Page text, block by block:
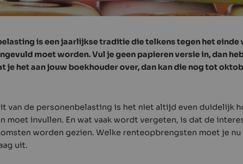
is een jaarlijkse traditie die telkens tegen het einde
moet worden. Vul je geen papieren versie in, dan
je het aan jouw boekhouder over, dan kan die nog tot
van de personenbelasting is het niet altijd even duidelijk
moet invullen. En wat vaak wordt vergeten, is dat de
worden gezien. Welke renteopbrengsten moet je nu
uit.